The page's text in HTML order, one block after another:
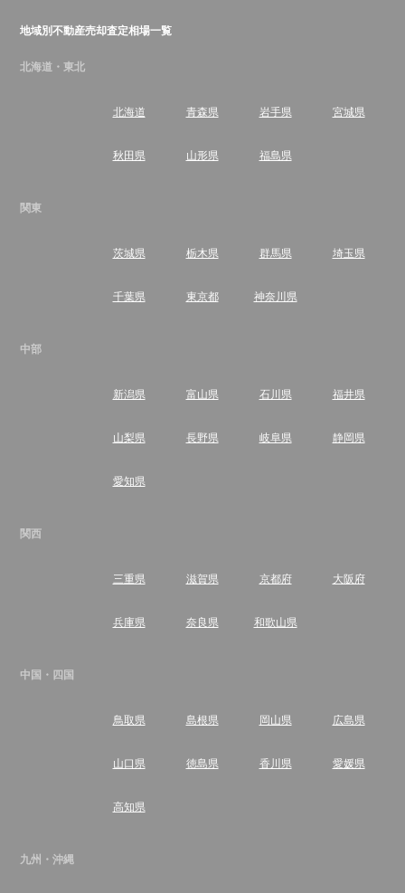
地域別不動産売却査定相場一覧
北海道・東北
北海道 青森県 岩手県 宮城県
秋田県 山形県 福島県
関東
茨城県 栃木県 群馬県 埼玉県
千葉県 東京都 神奈川県
中部
新潟県 富山県 石川県 福井県
山梨県 長野県 岐阜県 静岡県
愛知県
関西
三重県 滋賀県 京都府 大阪府
兵庫県 奈良県 和歌山県
中国・四国
鳥取県 島根県 岡山県 広島県
山口県 徳島県 香川県 愛媛県
高知県
九州・沖縄